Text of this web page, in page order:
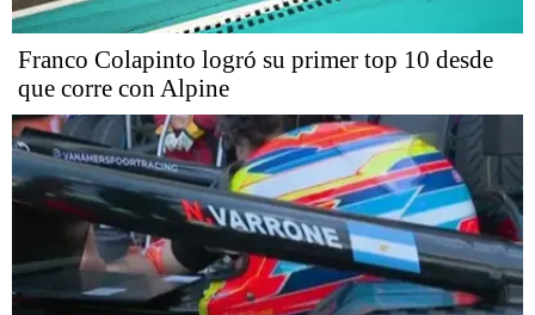
Franco Colapinto logró su primer top 10 desde
que corre con Alpine